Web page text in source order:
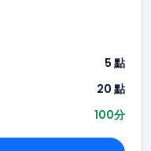
5 點
20 點
100分